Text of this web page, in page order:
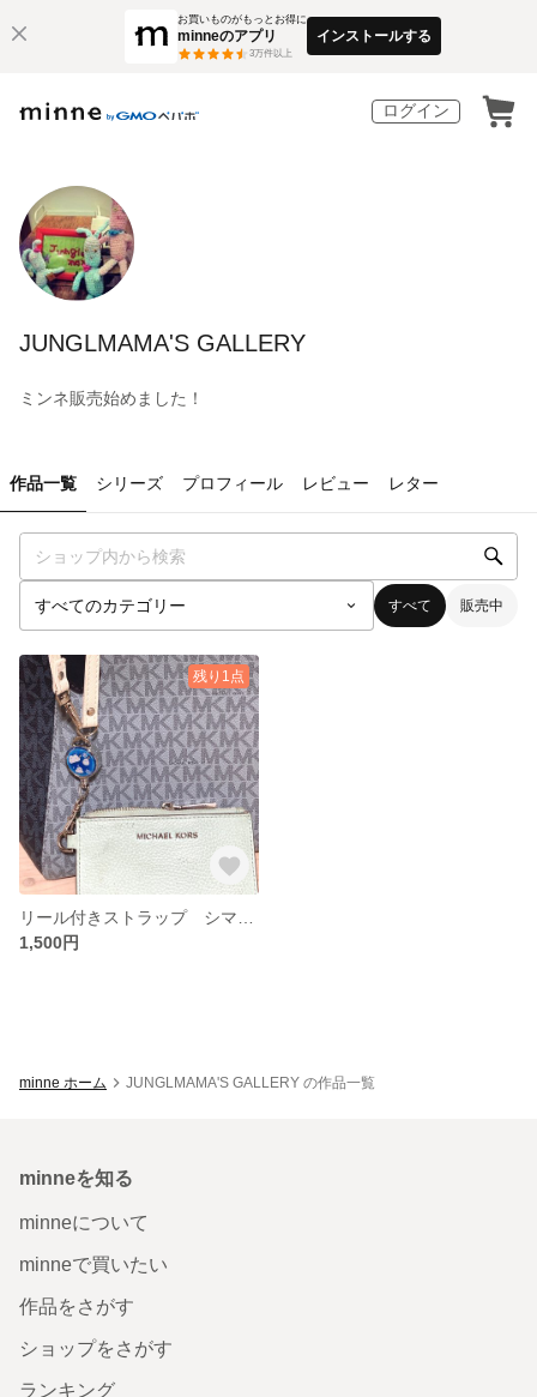
お買いものがもっとお得に
minneのアプリ
3万件以上
インストールする
ログイン
JUNGLMAMA'S GALLERY
ミンネ販売始めました！
作品一覧 シリーズ プロフィール レビュー レター
すべて 販売中
残り1点
1,500円
minne ホーム JUNGLMAMA'S GALLERY の作品一覧
minneを知る
minneについて
minneで買いたい
作品をさがす
ショップをさがす
ランキング